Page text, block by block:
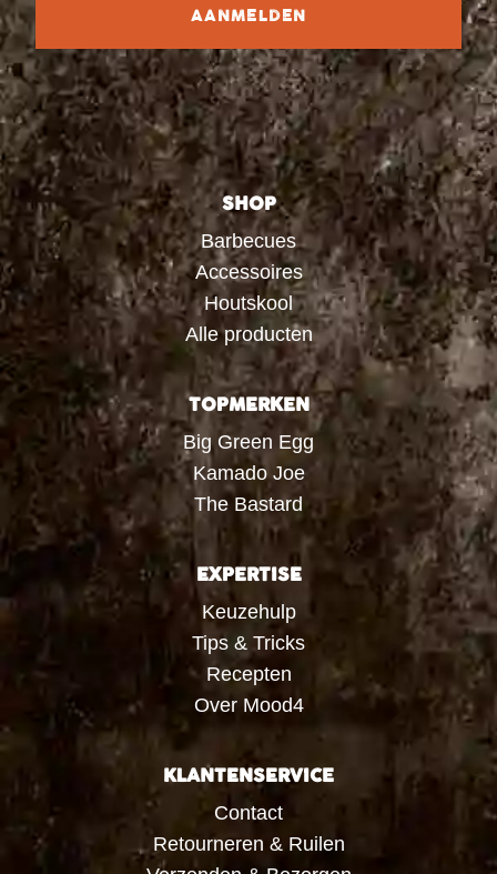
AANMELDEN
SHOP
Barbecues
Accessoires
Houtskool
Alle producten
TOPMERKEN
Big Green Egg
Kamado Joe
The Bastard
EXPERTISE
Keuzehulp
Tips & Tricks
Recepten
Over Mood4
KLANTENSERVICE
Contact
Retourneren & Ruilen